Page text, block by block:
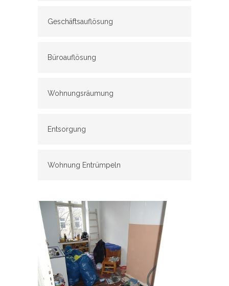
Geschäftsauflösung
Büroauflösung
Wohnungsräumung
Entsorgung
Wohnung Entrümpeln